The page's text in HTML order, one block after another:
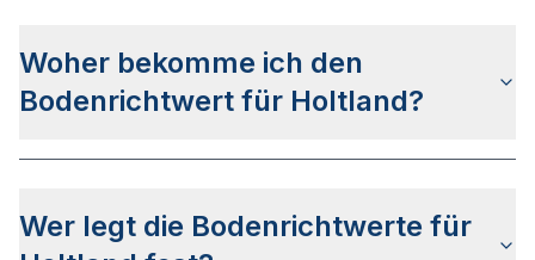
Woher bekomme ich den
Bodenrichtwert für Holtland?
Stadtteilseiten. Alternativ können Sie bei BORIS
Wer legt die Bodenrichtwerte für